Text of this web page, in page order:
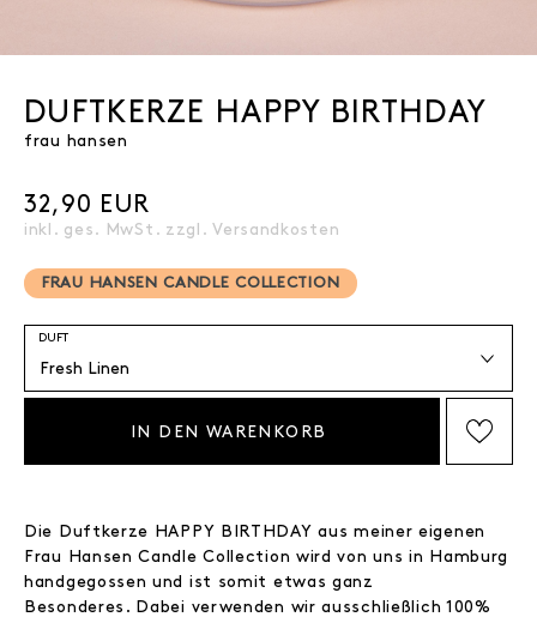
DUFTKERZE HAPPY BIRTHDAY
frau hansen
32,90 EUR
inkl. ges. MwSt. zzgl.Versandkosten
FRAU HANSEN CANDLE COLLECTION
DUFT
IN DEN WARENKORB
Die Duftkerze HAPPY BIRTHDAY aus meiner eigenen
Frau Hansen Candle Collection wird von uns in Hamburg
handgegossen und ist somit etwas ganz
Besonderes. Dabei verwenden wir ausschließlich 100%